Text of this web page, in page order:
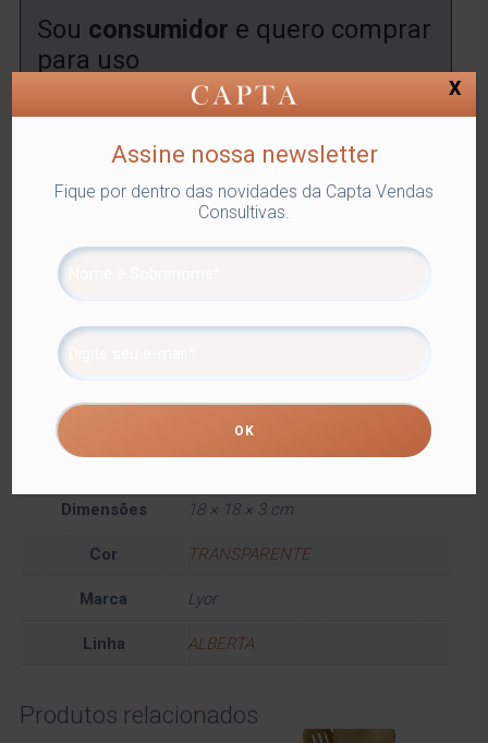
Sou consumidor e quero comprar
para uso
onde você poderá comprar este
produto.
ENCONTRAR
SKU:LYOR-1289
Utilidades Domésticas
Compartilhe
Informação adicional
Dimensões 18 × 18 × 3 cm
Cor TRANSPARENTE
Marca Lyor
Linha ALBERTA
Produtos relacionados
Assine nossa newsletter
Fique por dentro das novidades da Capta Vendas
Consultivas.
X